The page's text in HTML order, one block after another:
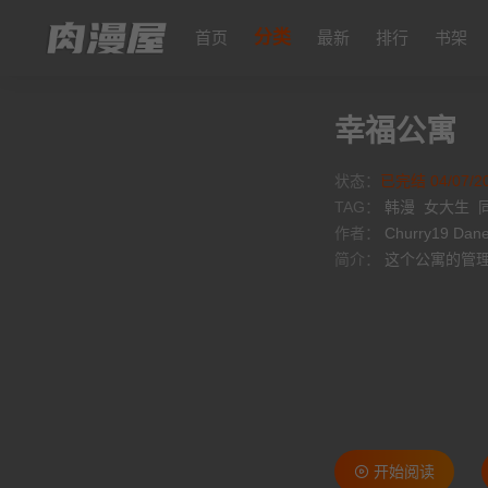
首页 分类 最新 排行 书架
幸福公寓
状态： 已完结 04/07/
TAG：
韩漫 女大生
作者：
Churry19
简介：
这个公寓的管
开始阅读